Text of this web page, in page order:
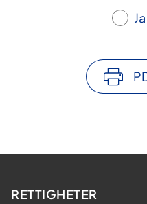
Ja
RETTIGHETER